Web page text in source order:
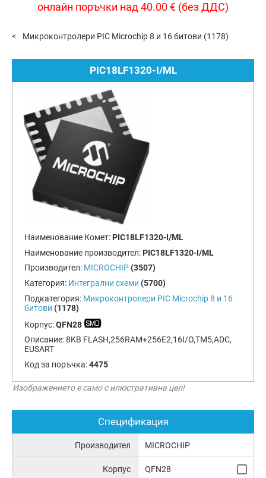
онлайн поръчки над 40.00 € (без ДДС)
Микроконтролери PIC Microchip 8 и 16 битови (1178)
PIC18LF1320-I/ML
Наименование Комет: PIC18LF1320-I/ML
Наименование производител: PIC18LF1320-I/ML
Производител: MICROCHIP (3507)
Категория: Интегрални схеми (5700)
Подкатегория: Микроконтролери PIC Microchip 8 и 16
битови (1178)
Корпус:QFN28
Описание:8KB FLASH,256RAM+256E2,16I/O,TM5,ADC,
EUSART
Код за поръчка:4475
Изображението е само с илюстративна цел!
Спецификация
Производител MICROCHIP
Корпус QFN28